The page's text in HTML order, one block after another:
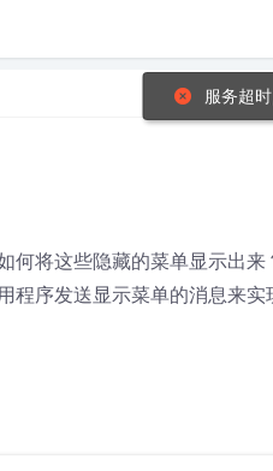
何将这些隐藏的菜单显示出来
程序发送显示菜单的消息来
服务超